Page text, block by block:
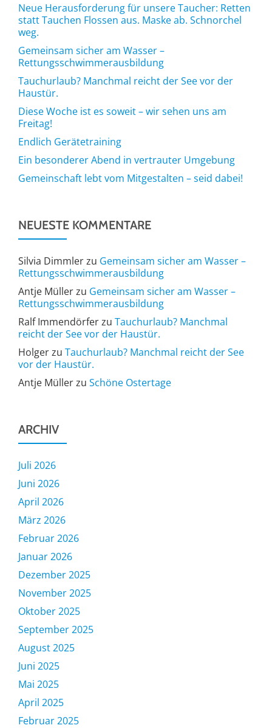
Neue Herausforderung für unsere Taucher: Retten
statt Tauchen Flossen aus. Maske ab. Schnorchel
weg.
Gemeinsam sicher am Wasser –
Rettungsschwimmerausbildung
Tauchurlaub? Manchmal reicht der See vor der
Haustür.
Diese Woche ist es soweit – wir sehen uns am
Freitag!
Endlich Gerätetraining
Ein besonderer Abend in vertrauter Umgebung
Gemeinschaft lebt vom Mitgestalten – seid dabei!
NEUESTE KOMMENTARE
Silvia Dimmlerzu Gemeinsam sicher am Wasser –
Rettungsschwimmerausbildung
Antje Müllerzu Gemeinsam sicher am Wasser –
Rettungsschwimmerausbildung
Ralf Immendörferzu Tauchurlaub? Manchmal
reicht der See vor der Haustür.
Holgerzu Tauchurlaub? Manchmal reicht der See
vor der Haustür.
Antje Müllerzu Schöne Ostertage
ARCHIV
Juli 2026
Juni 2026
April 2026
März 2026
Februar 2026
Januar 2026
Dezember 2025
November 2025
Oktober 2025
September 2025
August 2025
Juni 2025
Mai 2025
April 2025
Februar 2025